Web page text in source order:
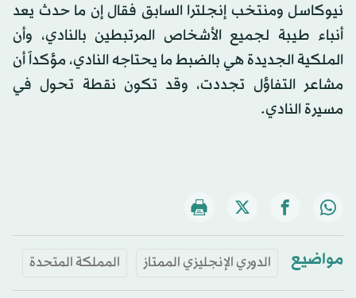
نيوكاسل ومنتخب إنجلترا السابق فقال إن ما حدث يعد
أنباء طيبة لجميع الأشخاص المرتبطين بالنادي، وأن
الملكية الجديدة هي بالضبط ما يحتاجه النادي، مؤكداً أن
مشاعر التفاؤل تجددت، وقد تكون نقطة تحول في
مسيرة النادي.
مواضيع الدوري الإنجليزي الممتاز المملكة المتحدة